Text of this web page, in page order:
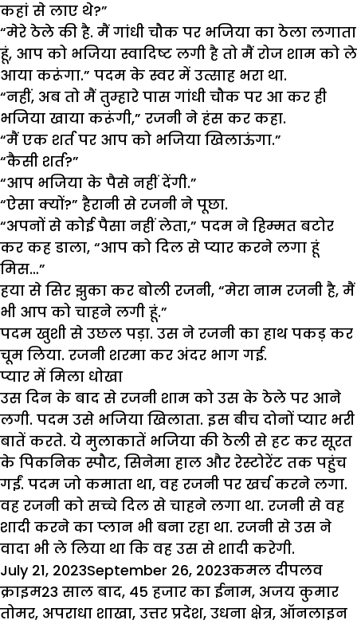
कहां से लाए थे?”
“मेरे ठेले की है. मैं गांधी चौक पर भजिया का ठेला लगाता
हूं, आप को भजिया स्वादिष्ट लगी है तो मैं रोज शाम को ले
आया करूंगा.” पदम के स्वर में उत्साह भरा था.
“नहीं, अब तो मैं तुम्हारे पास गांधी चौक पर आ कर ही
भजिया खाया करूंगी,” रजनी ने हंस कर कहा.
“मैं एक शर्त पर आप को भजिया खिलाऊंगा.”
“कैसी शर्त?”
“आप भजिया के पैसे नहीं देंगी.”
“ऐसा क्यों?” हैरानी से रजनी ने पूछा.
“अपनों से कोई पैसा नहीं लेता,” पदम ने हिम्मत बटोर
कर कह डाला, “आप को दिल से प्यार करने लगा हूं
मिस…”
हया से सिर झुका कर बोली रजनी, “मेरा नाम रजनी है, मैं
भी आप को चाहने लगी हूं.”
पदम खुशी से उछल पड़ा. उस ने रजनी का हाथ पकड़ कर
चूम लिया. रजनी शरमा कर अंदर भाग गई.
प्यार में मिला धोखा
उस दिन के बाद से रजनी शाम को उस के ठेले पर आने
लगी. पदम उसे भजिया खिलाता. इस बीच दोनों प्यार भरी
बातें करते. ये मुलाकातें भजिया की ठेली से हट कर सूरत
के पिकनिक स्पौट, सिनेमा हाल और रेस्टोरेंट तक पहुंच
गईं. पदम जो कमाता था, वह रजनी पर खर्च करने लगा.
वह रजनी को सच्चे दिल से चाहने लगा था. रजनी से वह
शादी करने का प्लान भी बना रहा था. रजनी से उस ने
वादा भी ले लिया था कि वह उस से शादी करेगी.
Posted
on
July 21, 2023September 26, 2023Author
कमल दीपलव
क्राइमTags
23 साल बाद, 45 हजार का ईनाम, अजय कुमार
तोमर, अपराधा शाखा, उत्तर प्रदेश, उधना क्षेत्र, ऑनलाइन